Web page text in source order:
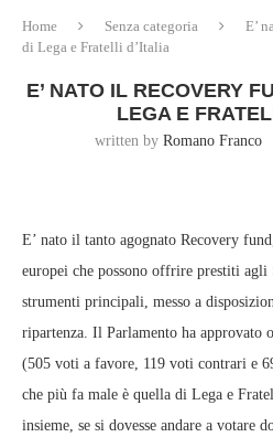
Home Senza categoria
E’
di Lega e Fratelli d’Italia
E’ NATO IL RECOVERY
LEGA E
written by Romano Franco
E’ nato il tanto agognato Recovery
europei che possono offrire prestiti
strumenti principali, messo a
ripartenza. Il Parlamento ha approvato
(505 voti a favore, 119 voti contrari e
che più fa male è quella di Lega e
insieme, se si dovesse andare a votare